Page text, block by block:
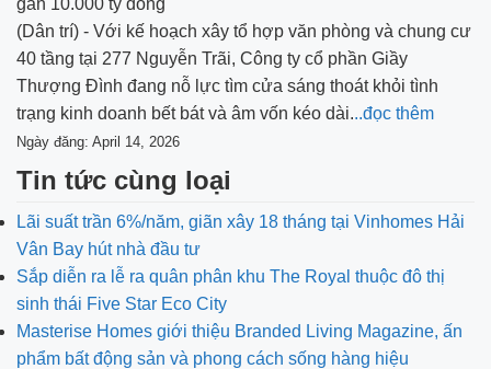
(Dân trí) - Với kế hoạch xây tổ hợp văn phòng và chung cư
40 tầng tại 277 Nguyễn Trãi, Công ty cổ phần Giầy
Thượng Đình đang nỗ lực tìm cửa sáng thoát khỏi tình
trạng kinh doanh bết bát và âm vốn kéo dài...đọc thêm
Ngày đăng: April 14, 2026
Tin tức cùng loại
Lãi suất trần 6%/năm, giãn xây 18 tháng tại Vinhomes Hải
Vân Bay hút nhà đầu tư
Sắp diễn ra lễ ra quân phân khu The Royal thuộc đô thị
sinh thái Five Star Eco City
Masterise Homes giới thiệu Branded Living Magazine, ấn
phẩm bất động sản và phong cách sống hàng hiệu